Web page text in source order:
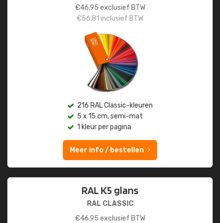
€46,95 exclusief BTW
€56,81 inclusief BTW
216 RAL Classic-kleuren
5 x 15 cm, semi-mat
1 kleur per pagina
Meer info / bestellen
RAL K5 glans
RAL CLASSIC
€46,95 exclusief BTW